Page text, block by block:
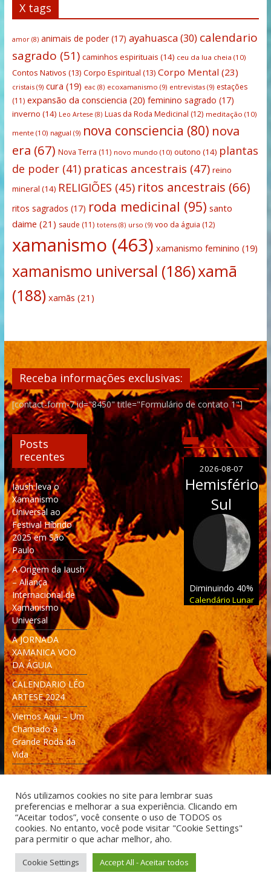
X tags
amor(8) animais de poder(17) ayahuasca(30) calendario
sagrado (51) caminhos espirituais (14) ceu da lua cheia (10)
Contos Nativos (13) Corpo Espiritual (13) Corpo Mental (23)
cristais(9) cura (19) eac(8) ecoxamanismo (9) entrevistas(9) estações
(11) expansão da consciencia (20) feminino sagrado (17)
inverno (14) Leo Artese (8) Luas da Roda Medicinal (12) meditação (10)
mente(10) nagual (9) nova consciencia (80) nova
era (67) Nova Terra (11) novo mundo (10) outono (14) plantas
de poder(41) praticas ancestrais (47) reino
mineral (14) RELIGIÕES (45) ritos ancestrais (66)
ritos sagrados (17) roda medicinal (95) santo
daime (21) saude (11) totens(8) urso (9) voo da águia (12)
xamanismo (463) xamanismo feminino (19)
xamanismo universal (186)xamã
(188) xamãs (21)
Receba informações exclusivas:
[contact-form-7 id="8450" title="Formulário de contato 1"]
Posts
recentes
Iaush leva o
Xamanismo
Universal ao
Festival Híbrido
2025 em São
Paulo
A Origem da Iaush
– Aliança
Internacional de
Xamanismo
Universal
A JORNADA
XAMANICA VOO
DA ÁGUIA
CALENDARIO LÉO
ARTESE 2024
Viemos Aqui – Um
Chamado à
Grande Roda da
Vida
2026-08-07
Hemisfério
Sul
Diminuindo 40%
Calendário Lunar
Desenvolvido: Moleculas4D - Engenharia Espacial e
Tecnologia [moleculas4d.com.br]
Nós utilizamos cookies no site para lembrar suas
preferencias e melhorar a sua experiência. Clicando em
“Aceitar todos”, você consente o uso de TODOS os
cookies. No entanto, você pode visitar "Cookie Settings"
para permitir o que achar melhor, aho.
Cookie Settings Accept All - Aceitar todos